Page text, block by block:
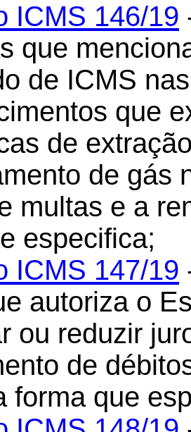
ICMS 146/19
que
de ICMS
que
de
de gás
multas e a
especifica;
ICMS 147/19
autoriza o
ou reduzir
de
forma que